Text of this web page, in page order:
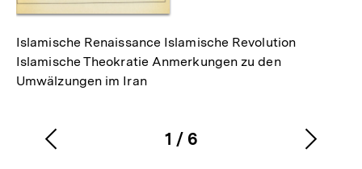
Islamische Renaissance Islamische Revolution
Islamische Theokratie Anmerkungen zu den
Umwälzungen im Iran
Karussellinhalt
1
von
/ 6
Vorherigen